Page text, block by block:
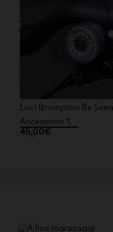
Accessorio 1.
Luci Brompton Be Seen
45,00€